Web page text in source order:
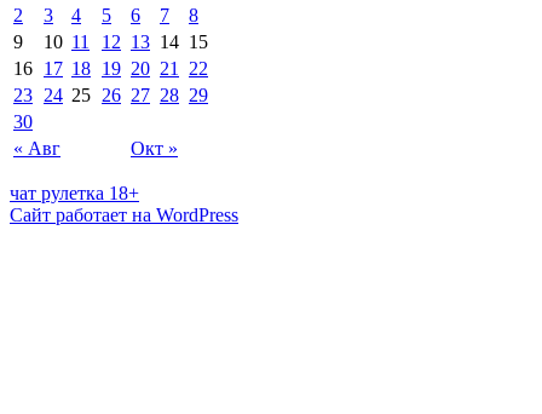
« Авг Окт »
2
3 4 5 6 7
8
9
10 11 12 13 14 15
16 17 18 19 20 21
22
23 24 25 26 27 28 29
30
чат рулетка 18+
Сайт работает на WordPress